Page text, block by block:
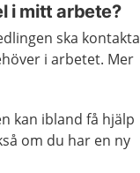
i mitt arbete?
ska kontakta
i arbetet. Mer
kan ibland få hjälp
om du har en ny